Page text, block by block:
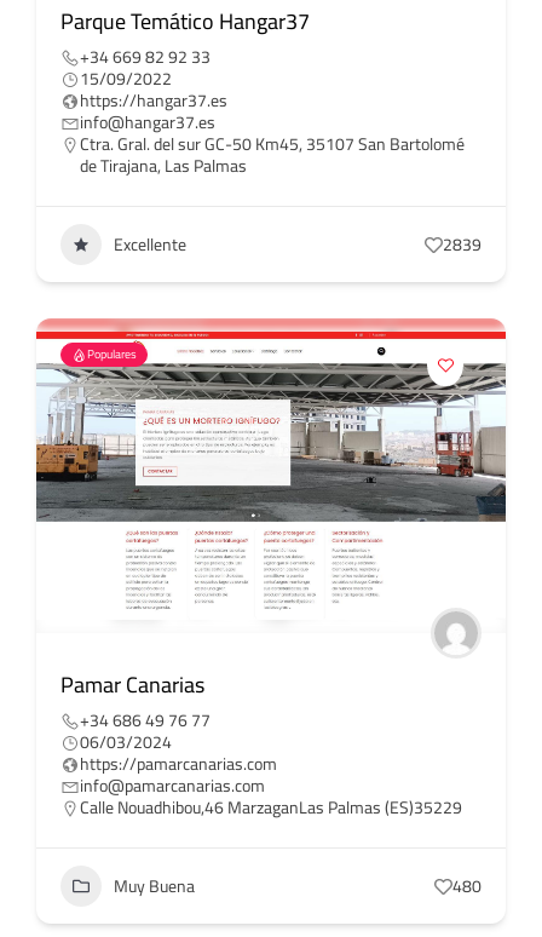
Parque Temático Hangar37
+34 669 82 92 33
15/09/2022
https://hangar37.es
info@hangar37.es
Ctra. Gral. del sur GC-50 Km45, 35107 San Bartolomé
de Tirajana, Las Palmas
Excellente 2839
Populares
Pamar Canarias
+34 686 49 76 77
06/03/2024
https://pamarcanarias.com
info@pamarcanarias.com
Calle Nouadhibou,46 MarzaganLas Palmas (ES)35229
Muy Buena 480